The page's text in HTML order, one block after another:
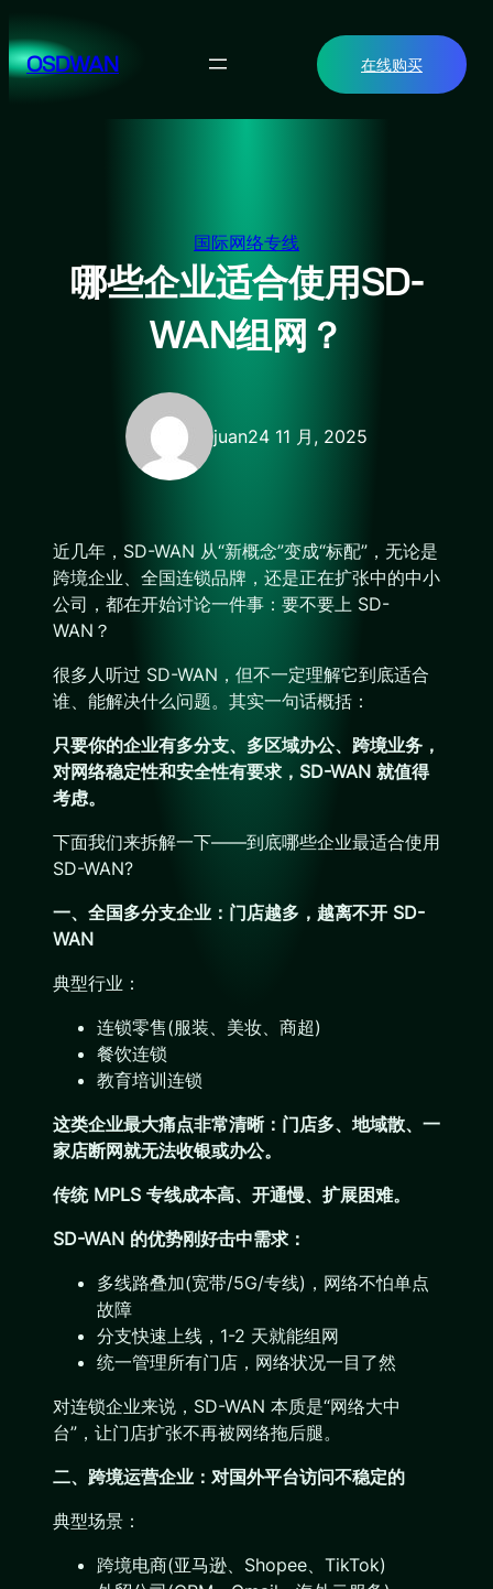
至
内OSDWAN 在线购买
国际网络专线
哪些企业适合使用SD-
WAN组网？
juan24 11 月, 2025
近几年，SD-WAN 从“新概念”变成“标配”，无论是
跨境企业、全国连锁品牌，还是正在扩张中的中小
公司，都在开始讨论一件事：要不要上 SD-
WAN？
很多人听过 SD-WAN，但不一定理解它到底适合
谁、能解决什么问题。其实一句话概括：
只要你的企业有多分支、多区域办公、跨境业务，
对网络稳定性和安全性有要求，SD-WAN 就值得
考虑。
下面我们来拆解一下——到底哪些企业最适合使用
SD-WAN?
一、全国多分支企业：门店越多，越离不开 SD-
WAN
典型行业：
连锁零售(服装、美妆、商超)
餐饮连锁
教育培训连锁
这类企业最大痛点非常清晰：门店多、地域散、一
家店断网就无法收银或办公。
传统 MPLS 专线成本高、开通慢、扩展困难。
SD-WAN 的优势刚好击中需求：
多线路叠加(宽带/5G/专线)，网络不怕单点
故障
分支快速上线，1-2 天就能组网
统一管理所有门店，网络状况一目了然
对连锁企业来说，SD-WAN 本质是“网络大中
台”，让门店扩张不再被网络拖后腿。
二、跨境运营企业：对国外平台访问不稳定的
典型场景：
跨境电商(亚马逊、Shopee、TikTok)